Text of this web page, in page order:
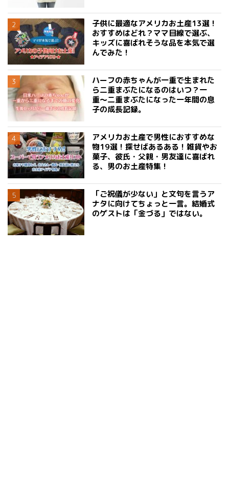
子供に最適なアメリカお土産13選！
おすすめはどれ？ママ目線で選ぶ、
キッズに喜ばれそうな品を本気で選
んでみた！
ハーフの赤ちゃんが一重で生まれた
ら二重まぶたになるのはいつ？一
重〜二重まぶたになった一年間の息
子の成長記録。
アメリカお土産で男性におすすめな
物19選！探せばあるある！雑貨やお
菓子、彼氏・父親・男友達に喜ばれ
る、男のお土産特集！
「ご祝儀が少ない」と文句を言うア
ナタに向けてちょっと一言。結婚式
のゲストは「金づる」ではない。